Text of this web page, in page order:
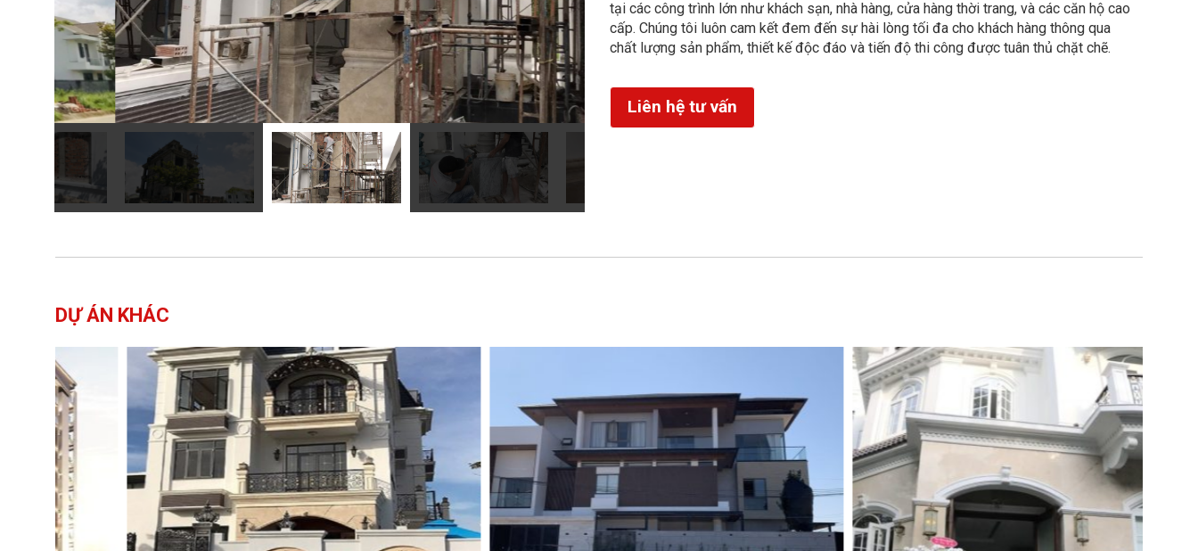
tại các công trình lớn như khách sạn, nhà hàng, cửa hàng thời trang, và các căn hộ cao
cấp. Chúng tôi luôn cam kết đem đến sự hài lòng tối đa cho khách hàng thông qua
chất lượng sản phẩm, thiết kế độc đáo và tiến độ thi công được tuân thủ chặt chẽ.
Liên hệ tư vấn
DỰ ÁN KHÁC